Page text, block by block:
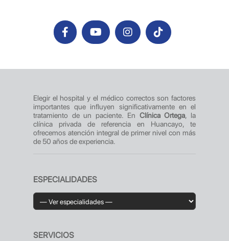
Elegir el hospital y el médico correctos son factores
importantes que influyen significativamente en el
tratamiento de un paciente. En Clínica Ortega, la
clínica privada de referencia en Huancayo, te
ofrecemos atención integral de primer nivel con más
de 50 años de experiencia.
ESPECIALIDADES
SERVICIOS